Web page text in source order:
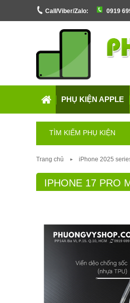
Call/Viber/Zalo: 0919
PHỤ KIỆN APPLE
TÌM KIẾM PHỤ KIỆN
Trang chủ iPhone 2025
IPHONE 17 PRO